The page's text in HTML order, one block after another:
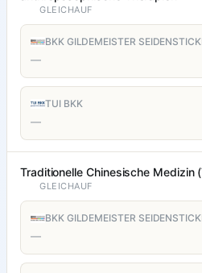
GLEICHAUF
BKK GILDEMEISTER
—
TUI BKK
—
Traditionelle Chinesische Medizin
GLEICHAUF
BKK GILDEMEISTER
—